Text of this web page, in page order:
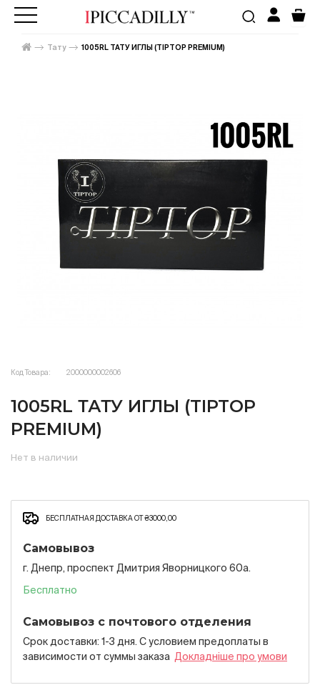
Тату 1005RL ТАТУ ИГЛЫ (TIPTOP PREMIUM)
Код Товара: 2000000002606
1005RL ТАТУ ИГЛЫ (TIPTOP
PREMIUM)
Нет в наличии
БЕСПЛАТНАЯ ДОСТАВКА ОТ ₴3000,00
Самовывоз
г. Днепр, проспект Дмитрия Яворницкого 60а.
Бесплатно
Самовывоз с почтового отделения
Срок доставки: 1-3 дня. С условием предоплаты в
зависимости от суммы заказа Докладнiше про умови